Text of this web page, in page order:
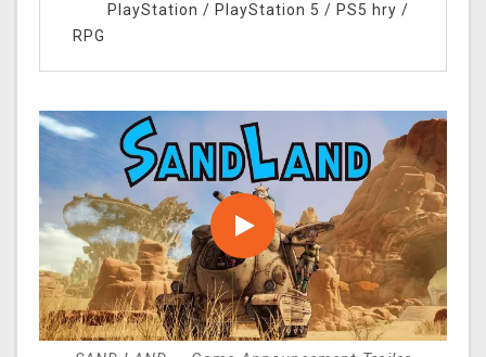
PlayStation / PlayStation 5 / PS5 hry /
RPG